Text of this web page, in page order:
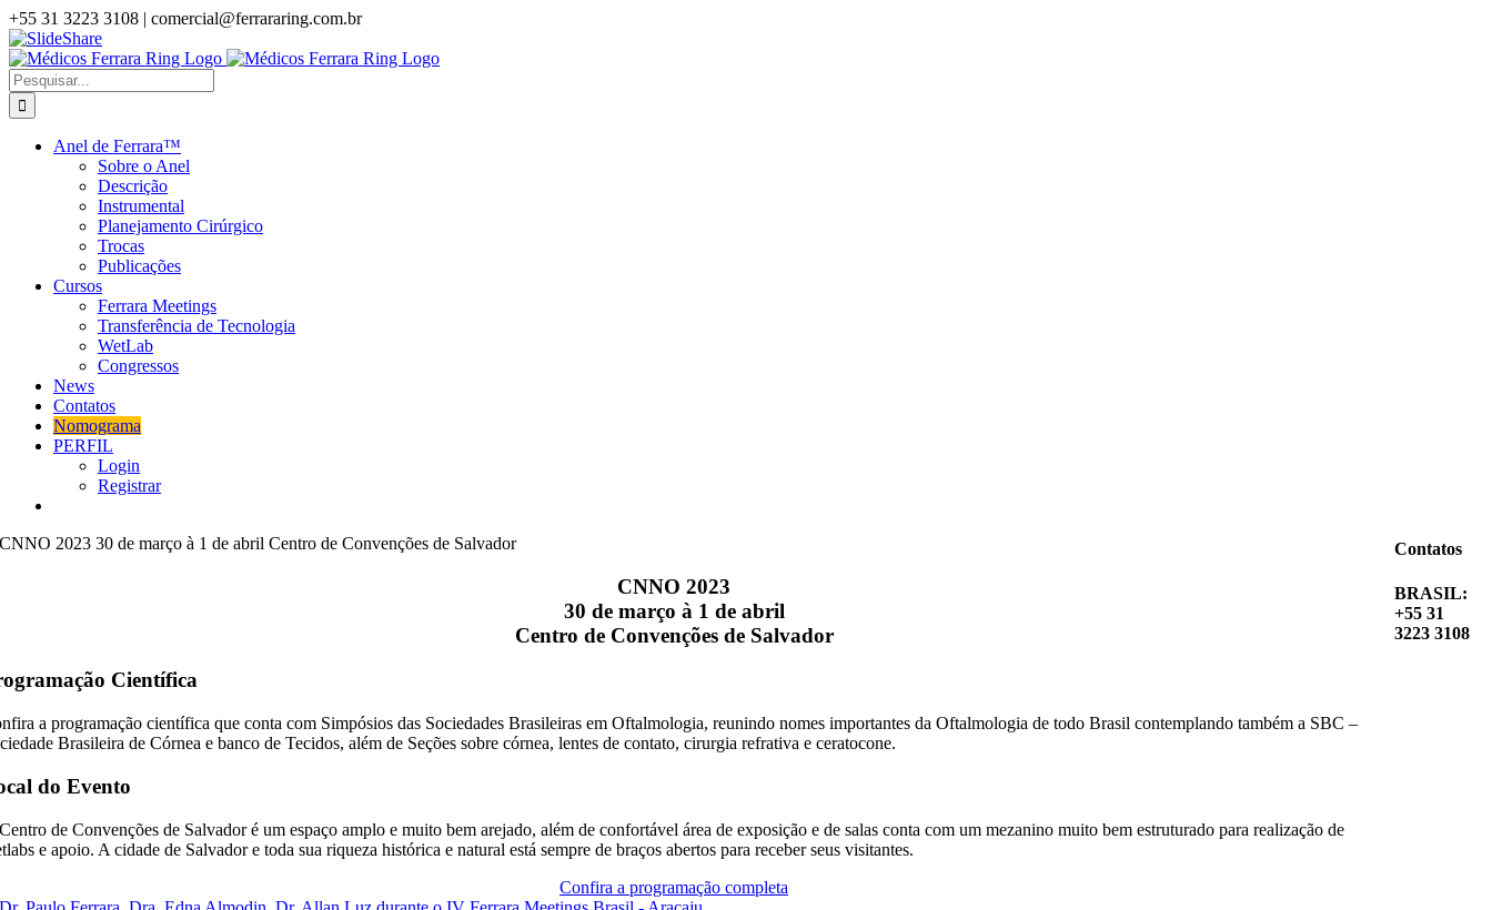
Ir
para
o
conteúdo
+55 31 3223 3108 | comercial@ferrararing.com.br
YouTube
Instagram
Facebook
SlideShare
Ferrara
Ring
Buscar
resultados
para:
Anel de Ferrara™
Sobre o Anel
Descrição
Instrumental
Planejamento Cirúrgico
Trocas
Publicações
Cursos
Ferrara Meetings
Transferência de Tecnologia
WetLab
Congressos
News
Contatos
Nomograma
PERFIL
Login
Registrar
CNNO 2023
30 de março à 1 de abril
Centro de Convenções de Salvador
Científica
a programação científica que conta com Simpósios das Sociedades Brasileiras em Oftalmologia, reunindo nomes importantes da Oftalmologia de todo Brasil contemplando também a SBC –
Brasileira de Córnea e banco de Tecidos, além de Seções sobre córnea, lentes de contato, cirurgia refrativa e ceratocone.
do Evento
de Convenções de Salvador é um espaço amplo e muito bem arejado, além de confortável área de exposição e de salas conta com um mezanino muito bem estruturado para realização de
e apoio. A cidade de Salvador e toda sua riqueza histórica e natural está sempre de braços abertos para receber seus visitantes.
Confira a programação completa
Contatos
BRASIL:
+55 31
3223 3108